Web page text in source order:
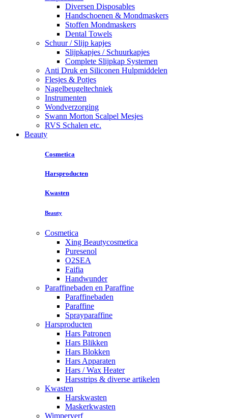
Diversen Disposables
Handschoenen & Mondmaskers
Stoffen Mondmaskers
Dental Towels
Schuur / Slijp kapjes
Slijpkapjes / Schuurkapjes
Complete Slijpkap Systemen
Anti Druk en Siliconen Hulpmiddelen
Flesjes & Potjes
Nagelbeugeltechniek
Instrumenten
Wondverzorging
Swann Morton Scalpel Mesjes
RVS Schalen etc.
Beauty
Cosmetica
Harsproducten
Kwasten
Beauty
Cosmetica
Xing Beautycosmetica
Puresenol
O2SEA
Faifia
Handwunder
Paraffinebaden en Paraffine
Paraffinebaden
Paraffine
Sprayparaffine
Harsproducten
Hars Patronen
Hars Blikken
Hars Blokken
Hars Apparaten
Hars / Wax Heater
Harsstrips & diverse artikelen
Kwasten
Harskwasten
Maskerkwasten
Wimperverf